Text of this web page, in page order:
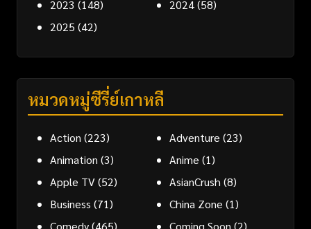
2023 (148) 2024(58)
2025 (42)
หมวดหมู่ซีรี่ย์เกาหลี
Action (223) Adventure (23)
Animation (3) Anime (1)
Apple TV(52) AsianCrush (8)
Business (71) China Zone (1)
Comedy(465) Coming Soon (2)